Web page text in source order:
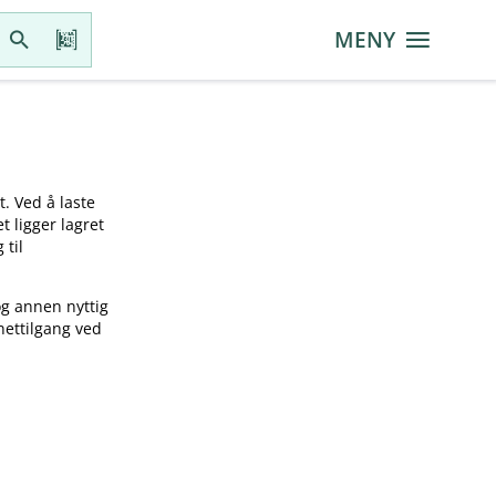
MENY
Ved å laste
ligger lagret
til
annen nyttig
ved